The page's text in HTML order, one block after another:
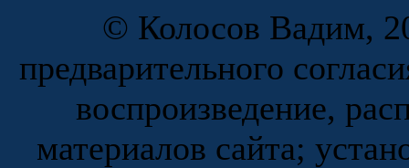
© Колосов Вадим,
предварительного
воспроизведение,
материалов сайта;